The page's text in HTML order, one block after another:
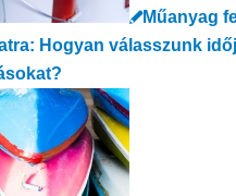
Műanyag
Hogyan válasszunk